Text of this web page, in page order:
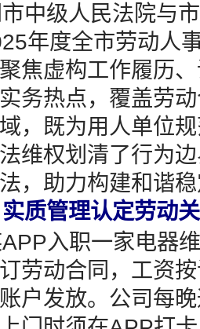
中级人民法院与
年度全市劳动人
焦虚构工作履历
务热点，覆盖劳
，既为用人单位
维权划清了行为
，助力构建和谐
质管理认定劳动
入职一家电器
劳动合同，工资
户发放。公司每